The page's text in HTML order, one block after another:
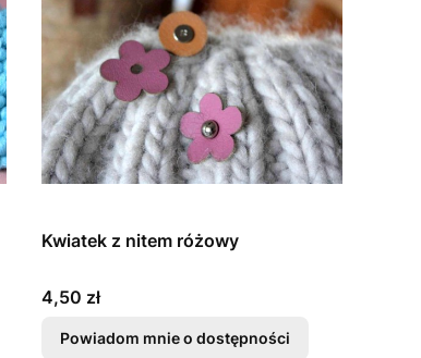
Kwiatek z nitem różowy
Cena
4,50 zł
Powiadom mnie o dostępności